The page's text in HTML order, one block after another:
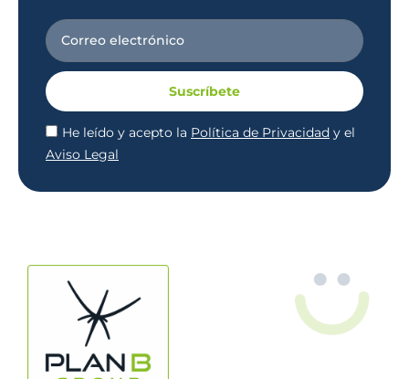
He leído y acepto la Política de Privacidad y el
Aviso Legal
Suscríbete